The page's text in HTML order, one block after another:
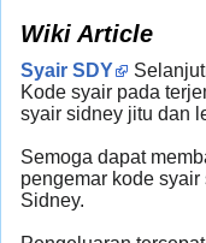
Wiki Article
Syair SDY
Kode syair pada
syair sidney jitu dan
Semoga dapat
pengemar kode syair
Sidney.